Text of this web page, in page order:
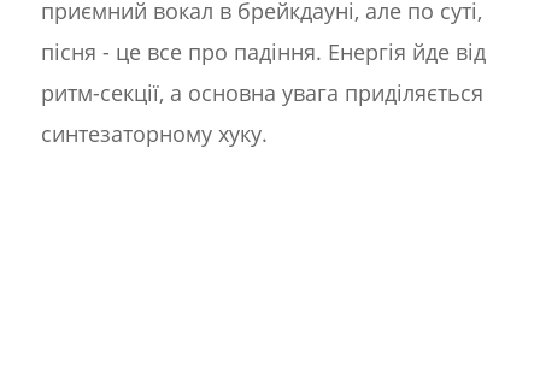
приємний вокал в брейкдауні, але по суті,
пісня - це все про падіння. Енергія йде від
ритм-секції, а основна увага приділяється
синтезаторному хуку.